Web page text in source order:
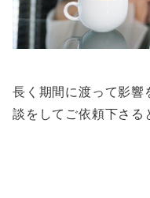
長く期間に渡って影響
談をしてご依頼下さる